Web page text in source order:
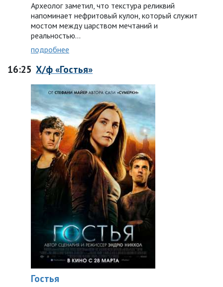
Археолог заметил, что текстура реликвий
напоминает нефритовый кулон, который служит
мостом между царством мечтаний и
реальностью...
подробнее
16:25 Х/ф «Гостья»
Гостья